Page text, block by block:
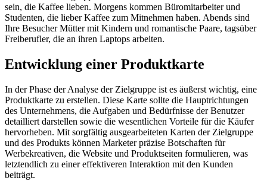
sein, die Kaffee lieben. Morgens kommen Büromitarbeiter und
Studenten, die lieber Kaffee zum Mitnehmen haben. Abends sind
Ihre Besucher Mütter mit Kindern und romantische Paare, tagsüber
Freiberufler, die an ihren Laptops arbeiten.
Entwicklung einer Produktkarte
In der Phase der Analyse der Zielgruppe ist es äußerst wichtig, eine
Produktkarte zu erstellen. Diese Karte sollte die Hauptrichtungen
des Unternehmens, die Aufgaben und Bedürfnisse der Benutzer
detailliert darstellen sowie die wesentlichen Vorteile für die Käufer
hervorheben. Mit sorgfältig ausgearbeiteten Karten der Zielgruppe
und des Produkts können Marketer präzise Botschaften für
Werbekreativen, die Website und Produktseiten formulieren, was
letztendlich zu einer effektiveren Interaktion mit den Kunden
beiträgt.